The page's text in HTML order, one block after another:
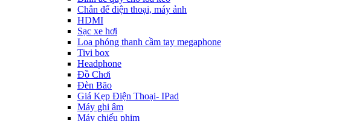
Chân để điện thoại, máy ảnh
HDMI
Sạc xe hơi
Loa phóng thanh cầm tay megaphone
Tivi box
Headphone
Đồ Chơi
Đèn Bão
Giá Kẹp Điện Thoại- IPad
Máy ghi âm
Máy chiếu phim